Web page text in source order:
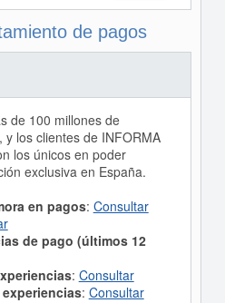
de pagos
de 100 millones de
los clientes de INFORMA
los únicos en poder
exclusiva en España.
en pagos: Consultar
de pago (últimos 12
: Consultar
: Consultar